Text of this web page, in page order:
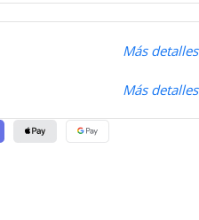
Más detalles
Más detalles